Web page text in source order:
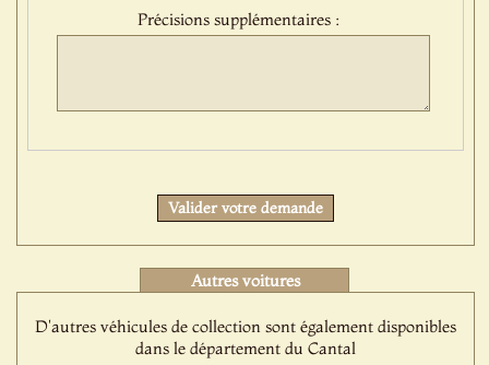
Précisions supplémentaires :
Valider votre demande
Autres voitures
D'autres véhicules de collection sont également disponibles
dans le département du Cantal